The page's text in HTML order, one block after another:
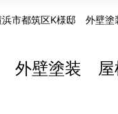
浜市都筑区K様邸 外壁
外壁塗装 屋